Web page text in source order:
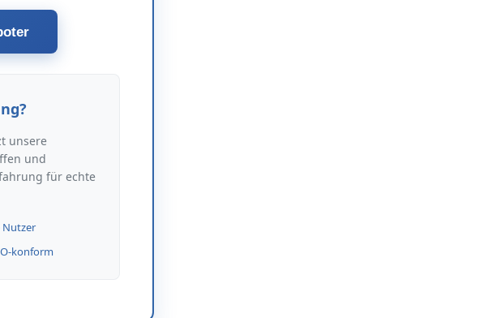
unsere
und
für echte
Nutzer
konform